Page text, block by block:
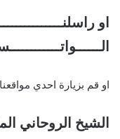
او
او قم بزيارة احدي مواقعنا
الشيخ الروحاني